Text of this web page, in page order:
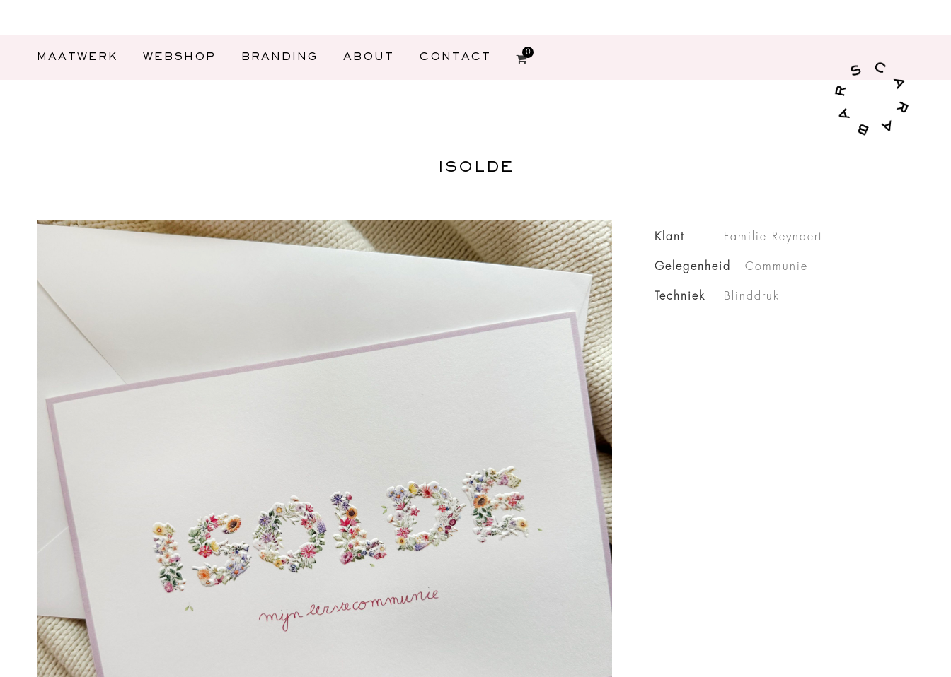
MAATWERK WEBSHOP BRANDING ABOUT CONTACT
0
ISOLDE
Klant Familie Reynaert
Gelegenheid Communie
Techniek Blinddruk